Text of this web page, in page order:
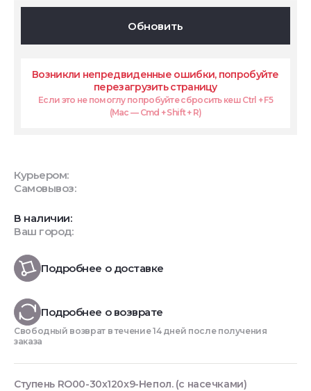
Обновить
Возникли непредвиденные ошибки, попробуйте
перезагрузить страницу
Если это не помоглу попробуйте сбросить кеш Ctrl + F5
(Mac — Cmd + Shift + R)
Курьером:
Самовывоз:
В наличии:
Ваш город:
Подробнее о доставке
Подробнее о возврате
Свободный возврат в течение 14 дней после получения
заказа
Ступень RO00-30x120x9-Непол. (с насечками)